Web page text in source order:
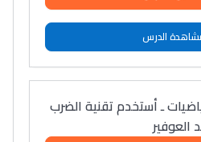
الدرس
ـ أستخدم تقنية الضرب